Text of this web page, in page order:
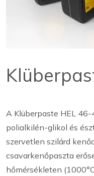
A Klüberpaste HEL
polialkilén-glikol és
szervetlen szilárd
csavarkenőpaszta
hőmérsékleten